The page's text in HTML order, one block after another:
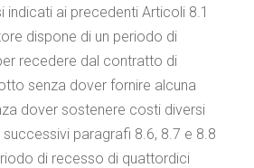
indicati ai precedenti Articoli 8.1
dispone di un periodo di
recedere dal contratto di
senza dover fornire alcuna
dover sostenere costi diversi
successivi paragrafi 8.6, 8.7 e 8.8
di recesso di quattordici